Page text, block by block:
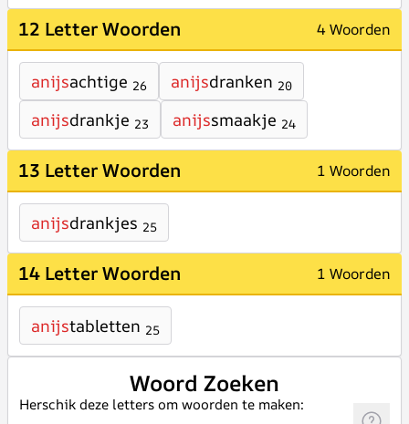
12 Letter Woorden 4 Woorden
anijsachtige 26 anijsdranken 20
anijsdrankje 23 anijssmaakje 24
13 Letter Woorden 1 Woorden
anijsdrankjes 25
14 Letter Woorden 1 Woorden
anijstabletten 25
Woord Zoeken
Herschik deze letters om woorden te maken: